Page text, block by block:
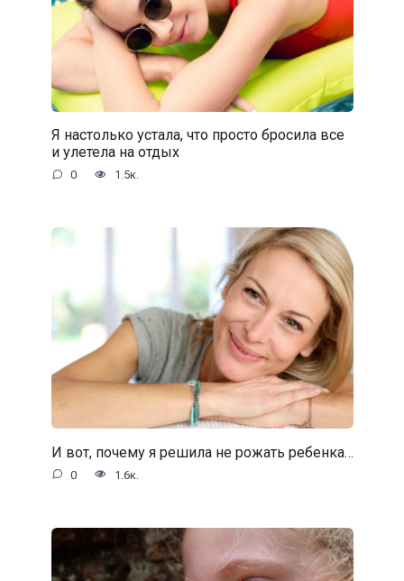
Я настолько устала, что просто бросила все
и улетела на отдых
0 1.5к.
И вот, почему я решила не рожать ребенка…
0 1.6к.